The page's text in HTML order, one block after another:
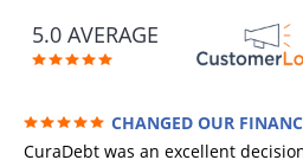
5.0 AVERAGE
CHANGED OUR
FUTURE (credit 200 Points / 90 K
CuraDebt was an excellent